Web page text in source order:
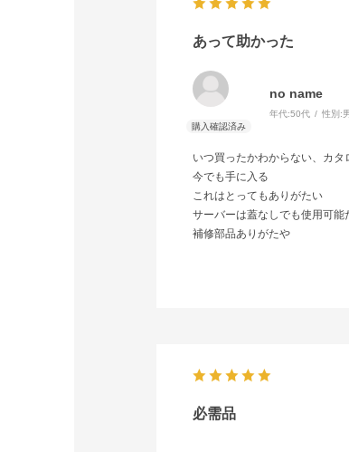
あって助かった
no name
年代:50代 性別:
いつ買ったかわからない、カ
今でも手に入る
これはとってもありがたい
サーバーは蓋なしでも使用可能
補修部品ありがたや
必需品